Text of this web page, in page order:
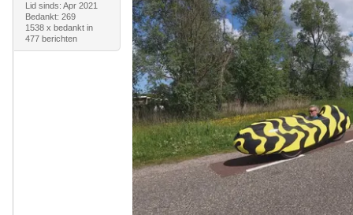
Lid sinds: Apr 2021
Bedankt: 269
1538 x bedankt in
477 berichten